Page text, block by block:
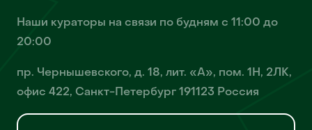
Наши кураторы на связи по будням с 11:00 до
20:00
пр. Чернышевского, д. 18, лит. «А», пом. 1Н, 2ЛК,
офис 422, Санкт-Петербург 191123 Россия